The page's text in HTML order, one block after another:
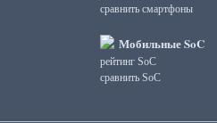
сравнить смартфоны
Мобильные SoC
рейтинг SoC
сравнить SoC